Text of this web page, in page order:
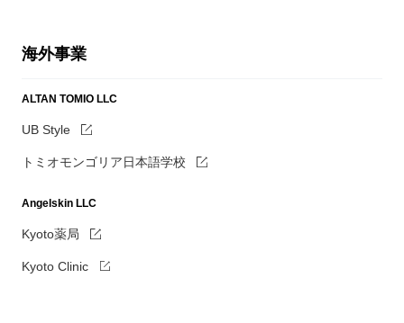
海外事業
ALTAN TOMIO LLC
UB Style
トミオモンゴリア日本語学校
Angelskin LLC
Kyoto薬局
Kyoto Clinic